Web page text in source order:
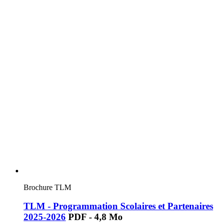
Brochure TLM
TLM - Programmation Scolaires et Partenaires
2025-2026 PDF - 4,8 Mo